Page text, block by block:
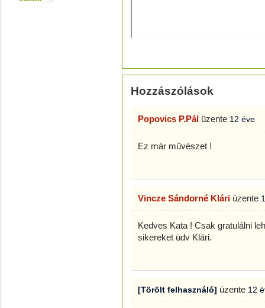
Hozzászólások
Popovics P.Pál üzente 12 éve
Ez már művészet !
Vincze Sándorné Klári üzente
Kedves Kata ! Csak gratulálni
sikereket üdv Klári.
[Törölt felhasználó] üzente 12